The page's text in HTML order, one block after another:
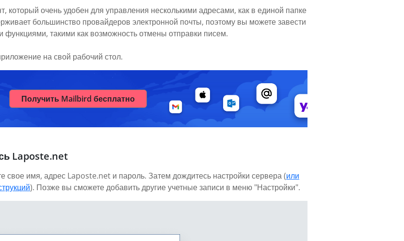
который очень удобен для управления несколькими адресами, как в единой папке
большинство провайдеров электронной почты, поэтому вы можете завести
функциями, такими как возможность отмены отправки писем.
на свой рабочий стол.
Получить Mailbird бесплатно
Laposte.net
свое имя, адрес Laposte.net и пароль. Затем дождитесь настройки сервера (или
). Позже вы сможете добавить другие учетные записи в меню "Настройки".